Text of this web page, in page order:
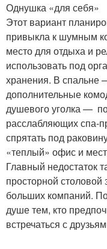
Однушка «для себя»
Этот вариант
привыкла к шумным
место для отдыха и
использовать под
хранения. В спальне
дополнительные
душевого уголка —
расслабляющих спа-
спрятать под
«теплый» офис и
Главный недостаток
просторной
больших компаний.
душе тем, кто
встречаться с